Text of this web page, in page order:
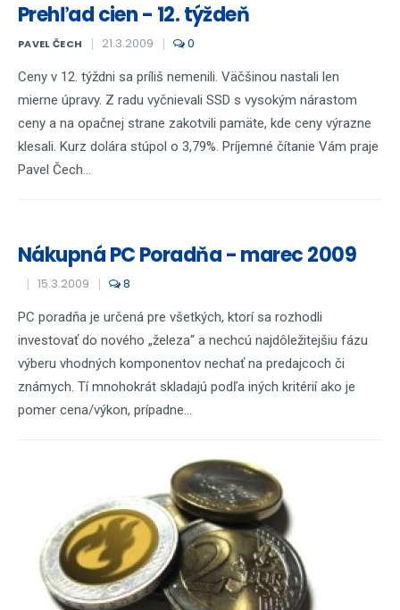
Prehľad cien - 12. týždeň
PAVEL ČECH 21.3.2009 0
Ceny v 12. týždni sa príliš nemenili. Väčšinou nastali len
mierne úpravy. Z radu vyčnievali SSD s vysokým nárastom
ceny a na opačnej strane zakotvili pamäte, kde ceny výrazne
klesali. Kurz dolára stúpol o 3,79%. Príjemné čítanie Vám praje
Pavel Čech...
Nákupná PC Poradňa - marec 2009
15.3.2009 8
PC poradňa je určená pre všetkých, ktorí sa rozhodli
investovať do nového „železa“ a nechcú najdôležitejšiu fázu
výberu vhodných komponentov nechať na predajcoch či
známych. Tí mnohokrát skladajú podľa iných kritérií ako je
pomer cena/výkon, prípadne...